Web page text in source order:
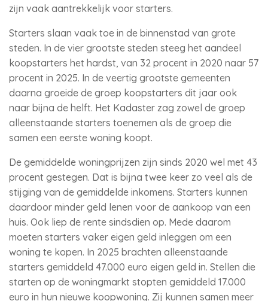
zijn vaak aantrekkelijk voor starters.
Starters slaan vaak toe in de binnenstad van grote
steden. In de vier grootste steden steeg het aandeel
koopstarters het hardst, van 32 procent in 2020 naar 57
procent in 2025. In de veertig grootste gemeenten
daarna groeide de groep koopstarters dit jaar ook
naar bijna de helft. Het Kadaster zag zowel de groep
alleenstaande starters toenemen als de groep die
samen een eerste woning koopt.
De gemiddelde woningprijzen zijn sinds 2020 wel met 43
procent gestegen. Dat is bijna twee keer zo veel als de
stijging van de gemiddelde inkomens. Starters kunnen
daardoor minder geld lenen voor de aankoop van een
huis. Ook liep de rente sindsdien op. Mede daarom
moeten starters vaker eigen geld inleggen om een
woning te kopen. In 2025 brachten alleenstaande
starters gemiddeld 47.000 euro eigen geld in. Stellen die
starten op de woningmarkt stopten gemiddeld 17.000
euro in hun nieuwe koopwoning. Zij kunnen samen meer